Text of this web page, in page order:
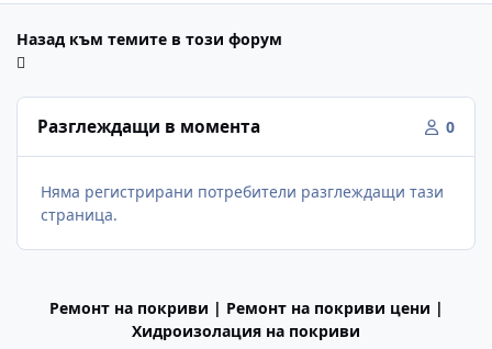
Назад към темите в този форум
Разглеждащи в момента 0
Няма регистрирани потребители разглеждащи тази
страница.
Ремонт на покриви | Ремонт на покриви цени |
Хидроизолация на покриви